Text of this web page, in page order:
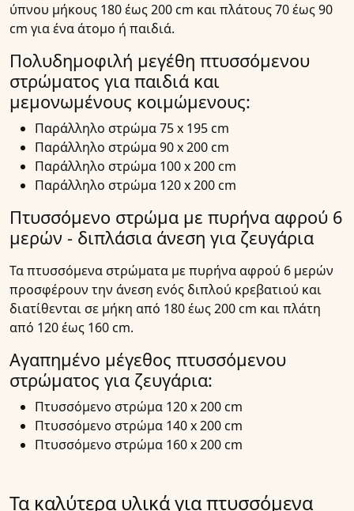
ύπνου μήκους 180 έως 200 cm και πλάτους 70 έως 90
cm για ένα άτομο ή παιδιά.
Πολυδημοφιλή μεγέθη πτυσσόμενου
στρώματος για παιδιά και
μεμονωμένους κοιμώμενους:
Παράλληλο στρώμα 75 x 195 cm
Παράλληλο στρώμα 90 x 200 cm
Παράλληλο στρώμα 100 x 200 cm
Παράλληλο στρώμα 120 x 200 cm
Πτυσσόμενο στρώμα με πυρήνα αφρού 6
μερών - διπλάσια άνεση για ζευγάρια
Τα πτυσσόμενα στρώματα με πυρήνα αφρού 6 μερών
προσφέρουν την άνεση ενός διπλού κρεβατιού και
διατίθενται σε μήκη από 180 έως 200 cm και πλάτη
από 120 έως 160 cm.
Αγαπημένο μέγεθος πτυσσόμενου
στρώματος για ζευγάρια:
Πτυσσόμενο στρώμα 120 x 200 cm
Πτυσσόμενο στρώμα 140 x 200 cm
Πτυσσόμενο στρώμα 160 x 200 cm
Τα καλύτερα υλικά για πτυσσόμενα